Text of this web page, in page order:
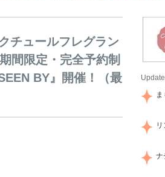
チュールフレグラン
間限定・完全予約制
BY』開催！（最
Update